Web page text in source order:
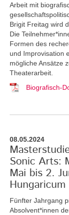
Arbeit mit
Brigit Freitag wird
Die
Formen des
und Improvisation
mögliche Ansätze
Theaterarbeit.
Biografisch-
08.05.2024
Sonic Arts:
Mai bis 2.
Fünfter Jahrgang
Absolvent*innen